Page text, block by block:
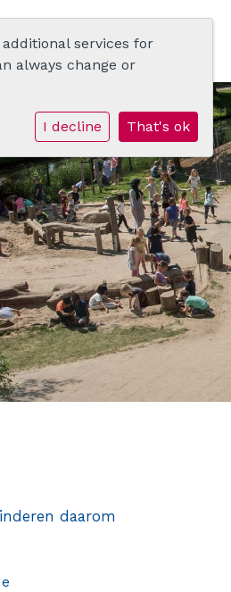
daarom
services for
always change or
I decline That's ok